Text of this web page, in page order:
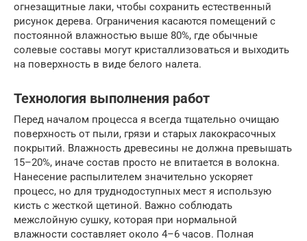
огнезащитные лаки, чтобы сохранить естественный
рисунок дерева. Ограничения касаются помещений с
постоянной влажностью выше 80%, где обычные
солевые составы могут кристаллизоваться и выходить
на поверхность в виде белого налета.
Технология выполнения работ
Перед началом процесса я всегда тщательно очищаю
поверхность от пыли, грязи и старых лакокрасочных
покрытий. Влажность древесины не должна превышать
15–20%, иначе состав просто не впитается в волокна.
Нанесение распылителем значительно ускоряет
процесс, но для труднодоступных мест я использую
кисть с жесткой щетиной. Важно соблюдать
межслойную сушку, которая при нормальной
влажности составляет около 4–6 часов. Полная